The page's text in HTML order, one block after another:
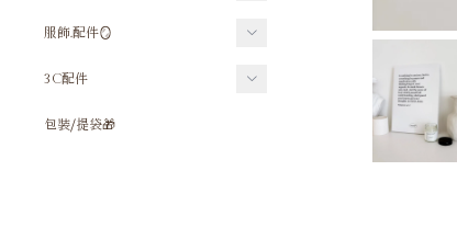
杯墊
碗⧸盤
木漿海綿
十字架
時鐘
雨傘
筆組
服飾.配件🪞
飾品
3C配件
手機殼
包裝⧸提袋🎁